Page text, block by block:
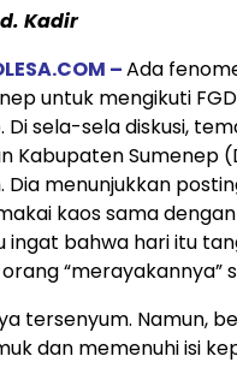
Kadir
–Ada
untuk mengikuti
Di sela-sela diskusi,
Kabupaten Sumenep
Dia menunjukkan
kaos sama
ingat bahwa hari itu
“merayakannya”
tersenyum. Namun,
dan memenuhi isi